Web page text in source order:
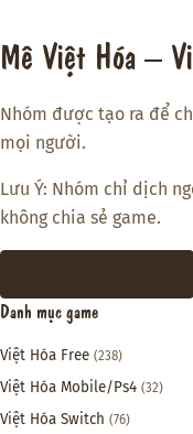
Mê Việt Hóa –
Nhóm được tạo ra để
mọi người.
Lưu Ý: Nhóm chỉ dịch
không chia sẻ game.
Danh mục game
Việt Hóa Free (238)
Việt Hóa Mobile/Ps4 (32)
Việt Hóa Switch (76)